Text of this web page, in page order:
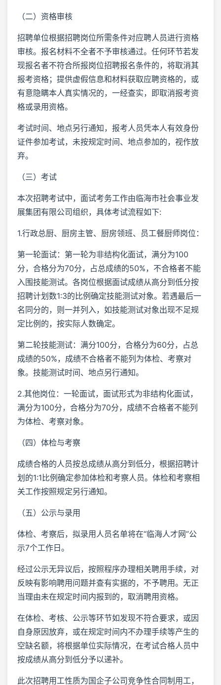
（二）资格审核
招聘单位根据招聘岗位所需条件对应聘人员进行资格
审核。报名材料不全者不予审核通过。任何环节若发
现报名者不符合所报岗位招聘报名条件的，将取消其
报考资格；提供虚假信息和材料获取应聘资格的，或
有意隐瞒本人真实情况的，一经查实，即取消报考资
格或录用资格。
考试时间、地点另行通知，报考人员凭本人有效身份
证件参加考试，未按规定时间、地点参加的，视作放
弃。
（三）考试
本次招聘考试中，面试考务工作由临海市社会事业发
展集团有限公司组织，具体考试流程如下:
1.行政总厨、厨房主管、厨房领班、员工餐厨师岗位：
第一轮面试：第一轮为非结构化面试，满分为100
分，合格分为70分，占总成绩的50%，不合格者不能
入围技能测试。各岗位根据面试成绩从高分到低分按
招聘计划数1:3的比例确定技能测试对象。若遇最后一
名同分的，则一并列入，如技能测试对象出现不足规
定比例的，按实际人数确定。
第二轮技能测试：满分100分，合格分为60分，占总
成绩的50%，成绩不合格者不能列为体检、考察对
象。技能测试时间、地点另行通知。
2.其他岗位：一轮面试，面试形式为非结构化面试，
满分为100分，合格分为70分，成绩不合格者不能列
为体检、考察对象。
（四）体检与考察
成绩合格的人员按总成绩从高分到低分，根据招聘计
划的1:1比例确定参加体检和考察人员。体检和考察相
关工作按照规定另行通知。
（五）公示与录用
体检、考察后，拟录用人员名单将在“临海人才网”公
示7个工作日。
经过公示无异议后，按照程序办理相关聘用手续，对
反映有影响聘用问题并查有实据的，不予聘用。无正
当理由未在规定时间内报到的，取消聘用资格。
在体检、考核、公示等环节如发现不符合要求，或因
自身原因放弃，或在规定时间内不办理手续等产生的
空缺名额，将根据单位实际情况，在考试合格人员中
按成绩从高分到低分予以递补。
此次招聘用工性质为国企子公司竞争性合同制用工，